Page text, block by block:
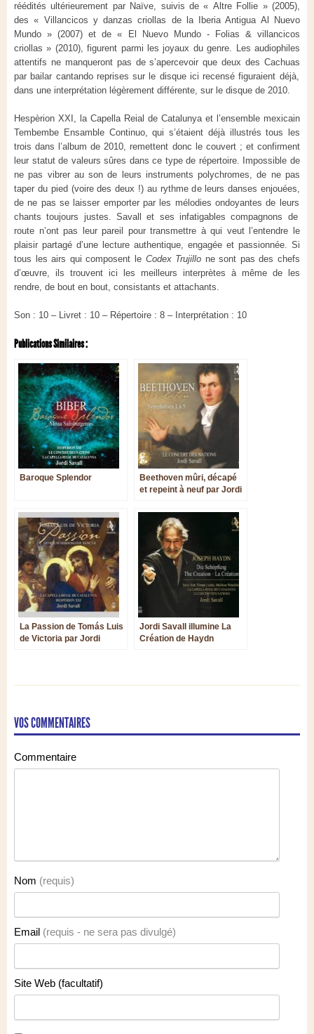
réédités ultérieurement par Naïve, suivis de « Altre Follie »(2005),
des« Villancicos ydanzas criollas de la Iberia Antigua Al
Nuevo
Mundo »(2007) et de « El Nuevo Mundo- Folias &villancicos
criollas » (2010), figurent parmi les joyaux du genre. Les audiophiles
attentifs ne manqueront pas de s’apercevoir que deux desCachuas
par bailar cantandoreprises sur le disque ici recenséfiguraient déjà,
dans une interprétation légèrement différente, sur le disque de 2010.
Hespèrion XXI, la Capella Reial de Catalunyaet l’ensemble mexicain
Tembembe EnsambleContinuo, qui s’étaient déjà illustrés tous les
trois dans l’album de 2010, remettent donc le couvert; et confirment
leur statutde valeurs sûres dans ce type de répertoire.
Impossible de
ne pas vibrer au son de leurs instruments polychromes, de ne pas
taper du pied (voire des deux !) au rythme de leurs danses enjouées,
de ne pas se laisser emporter par les mélodies ondoyantesde leurs
chantstoujours justes.Savall et ses infatigables compagnons de
route n’ont pas leur pareil pour transmettre à qui veut l’entendre le
plaisir partagé d’une lecture authentique, engagée et passionnée. Si
tous les airs qui composent le Codex Trujillo ne sont pas des chefs
d’œuvre, ils trouvent ici les meilleurs interprètes à même de les
rendre, de bout en bout, consistants et attachants.
Son : 10 – Livret : 10 – Répertoire : 8 – Interprétation : 10
Publications Similaires :
Baroque Splendor
Beethoven mûri, décapé
et repeint à neuf par Jordi
La Passion de Tomás Luis
de Victoria par Jordi
Jordi Savall illumine La
Création de Haydn
VOS COMMENTAIRES
Commentaire
Nom (requis)
Email (requis - ne sera pas divulgé)
Site Web (facultatif)